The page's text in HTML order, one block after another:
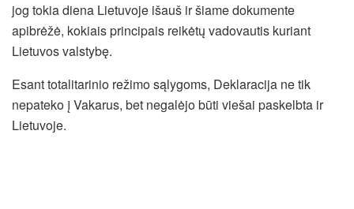
jog tokia diena Lietuvoje išauš ir šiame dokumente
apibrėžė, kokiais principais reikėtų vadovautis kuriant
Lietuvos valstybę.
Esant totalitarinio režimo sąlygoms, Deklaracija ne tik
nepateko į Vakarus, bet negalėjo būti viešai paskelbta ir
Lietuvoje.